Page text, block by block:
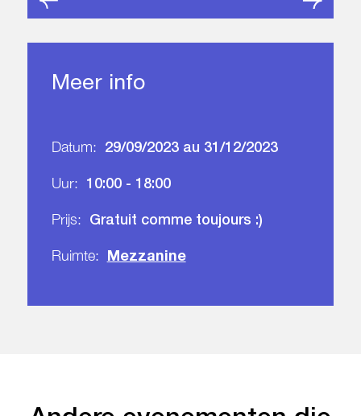
Meer info
Datum: 29/09/2023 au 31/12/2023
Uur: 10:00 - 18:00
Prijs: Gratuit comme toujours :)
Ruimte: Mezzanine